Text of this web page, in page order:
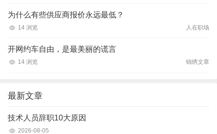
为什么有些供应商报价永远最低？
14 浏览 人在职场
开网约车自由，是最美丽的谎言
14 浏览 锦绣文章
最新文章
技术人员辞职10大原因
2026-08-05